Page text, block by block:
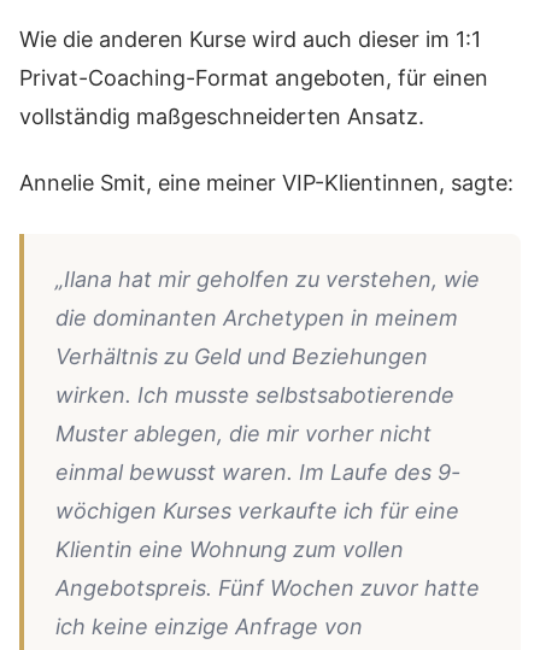
Wie die anderen Kurse wird auch dieser im 1:1
Privat-Coaching-Format angeboten, für einen
vollständig maßgeschneiderten Ansatz.
Annelie Smit, eine meiner VIP-Klientinnen, sagte:
„Ilana hat mir geholfen zu verstehen, wie
die dominanten Archetypen in meinem
Verhältnis zu Geld und Beziehungen
wirken. Ich musste selbstsabotierende
Muster ablegen, die mir vorher nicht
einmal bewusst waren. Im Laufe des 9-
wöchigen Kurses verkaufte ich für eine
Klientin eine Wohnung zum vollen
Angebotspreis. Fünf Wochen zuvor hatte
ich keine einzige Anfrage von